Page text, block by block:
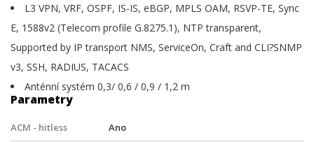
L3 VPN, VRF, OSPF, IS-IS, eBGP, MPLS OAM, RSVP-TE, Sync
E, 1588v2 (Telecom profile G.8275.1), NTP transparent,
Supported by IP transport NMS, ServiceOn, Craft and CLI?SNMP
v3, SSH, RADIUS, TACACS
Anténní systém 0,3/ 0,6 / 0,9 / 1,2 m
Parametry
ACM - hitless Ano